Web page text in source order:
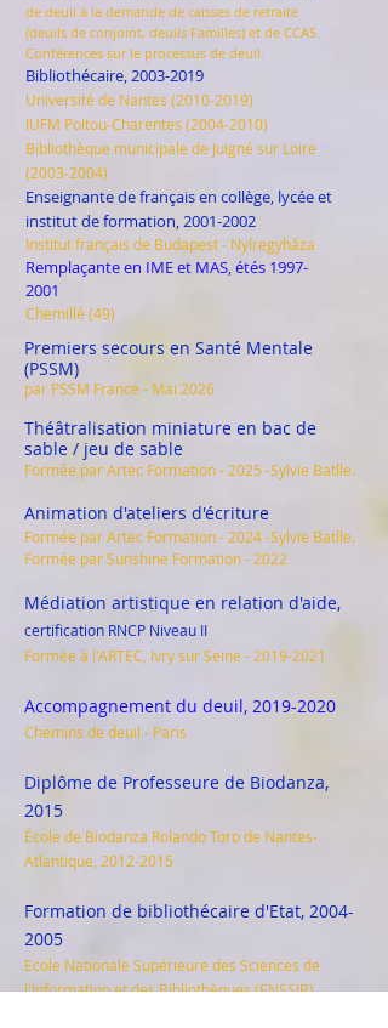
de deuil à la demande de caisses de retraite
(deuils de conjoint, deuils Familles) et de CCAS.
Conférences sur le processus de deuil.
Bibliothécaire,2003-2019
Université de Nantes (2010-2019)
IUFM Poitou-Charentes (2004-2010)
Bibliothèque municipale de Juigné sur Loire
(2003-2004)
Enseignante de français en collège, lycée et
institut de formation​,2001-2002
Institut français de Budapest - Nyíregyháza
Remplaçante en IME et MAS, étés 1997-
2001
Chemillé (49)
Premiers secours en Santé Mentale
(PSSM)
par PSSM France - Mai 2026
Théâtralisation miniature en bac de
sable / jeu de sable
Formée par Artec Formation - 2025 -Sylvie Batlle.
Animation d'ateliers d'écriture
Formée par Artec Formation - 2024 -Sylvie Batlle.
Formée par Sunshine Formation - 2022
Médiation artistique en relation d'aide,
certification RNCP Niveau II
Formée à l'ARTEC, Ivry sur Seine - 2019-2021
Accompagnement du deuil, 2019-2020
Chemins de deuil - Paris
Diplôme de Professeure de Biodanza,
2015
École de Biodanza Rolando Toro de Nantes-
Atlantique, 2012-2015
Formation de bibliothécaire d'Etat, 2004-
2005
Ecole Nationale Supérieure des Sciences de
l'Information et des Bibliothèques (ENSSIB),